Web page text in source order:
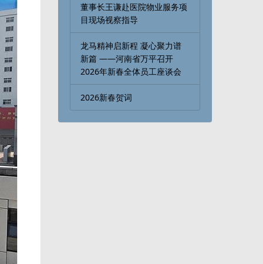
董事长王谦赴医院物业服务项
目现场视察指导
龙马精神启新程 凝心聚力谱
新篇 ——河南省万平召开
2026年新春全体员工座谈会
2026新春贺词